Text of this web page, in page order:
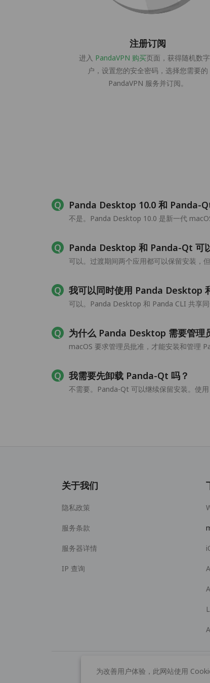
注册订阅
进入 PandaVPN 购买页面，获得随机数
户，设置您的安全密码，选择您需要的
PandaVPN 服务并订阅。
Panda Desktop 10.0 和 Panda-
不是。Panda Desktop 10.0 是新一代
Panda Desktop 和 Panda-Qt 可
可以。过渡期间两个应用都可以保留安装，
我可以同时使用 Panda Desktop
可以。Panda Desktop 和 Panda CLI 共享同
为什么 Panda Desktop 需要管理
macOS 要求管理员批准，才能安装和管理
我需要先卸载 Panda-Qt 吗？
不需要。Panda-Qt 可以继续保留安装。使
关于我们
隐私政策
服务条款
服务器详情
IP 查询
为改善用户体验，此网站使用